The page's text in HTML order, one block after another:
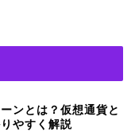
ンとは？仮想通貨と
やすく解説